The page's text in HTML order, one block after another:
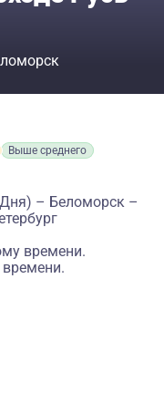
Выше среднего
– Беломорск –
времени.